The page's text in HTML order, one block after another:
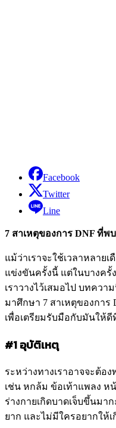
Facebook
Twitter
Line
7 สาเหตุของการ DNF ที่
แม้ว่าเราจะใช้เวลาหลาย
แข่งขันครั้งนี้ แต่ในบางครั้
เราวางไว้เสมอไป บทคว
มาศึกษา 7 สาเหตุของกา
เพื่อเตรียมรับมือกับมันให้ดี
#1 อุบัติเหตุ
ระหว่างทางเราอาจจะต้อ
เช่น หกล้ม ข้อเท้าแพลง ห
ร่างกายเกิดบาดเจ็บขึ้นมา
ยาก และไม่มีใครอยากให้เ